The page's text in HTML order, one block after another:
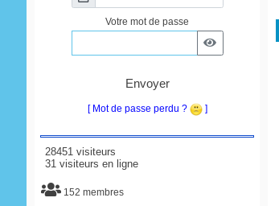
Votre mot de passe
Envoyer
[ Mot de passe perdu ? ]
28451 visiteurs
31 visiteurs en ligne
152 membres